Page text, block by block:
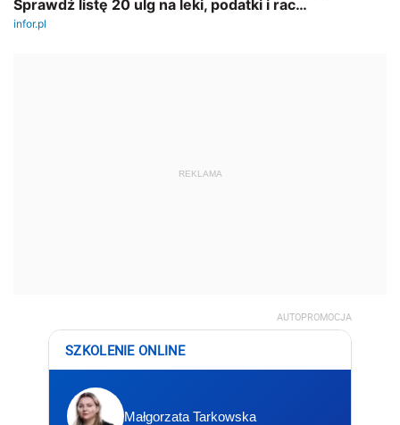
REKLAMA
AUTOPROMOCJA
SZKOLENIE ONLINE
Małgorzata Tarkowska